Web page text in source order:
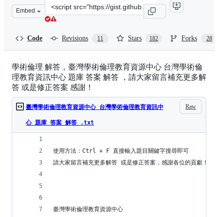
Embed
Clone
this
Code Revisions 11 Stars 182 Forks 28
學術倫理 解答，臺灣學術倫理教育資源中心 台灣學術倫
理教育資訊中心 題庫 答案 解答 ，請大家留言補充更多解
答 或是修正答案 感謝！
Raw
臺灣學術倫理教育資源中心 台灣學術倫理教育資訊中
心 題庫 答案 解答 .txt
使用方法：Ctrl + F 直接輸入題目關鍵字搜尋即可
請大家留言補充更多解答 或是修正答案，感謝各位的貢獻！
臺灣學術倫理教育資源中心